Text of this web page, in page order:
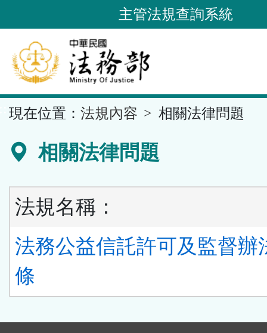
到
要
內
容
區
主管法規查詢系統
現在位置： 法規內容 相關法律問題
相關法律問題
法規名稱：
法務公益信託許可及監督辦
條